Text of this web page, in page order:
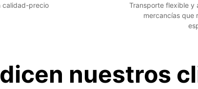
calidad-precio
Transporte flexible y
mercancías que
nuestros